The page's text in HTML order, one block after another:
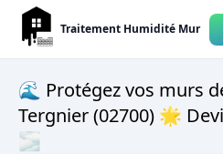
Traitement Humidité Mur
🌊 Protégez vos murs
Tergnier (02700) 🌟
🌫